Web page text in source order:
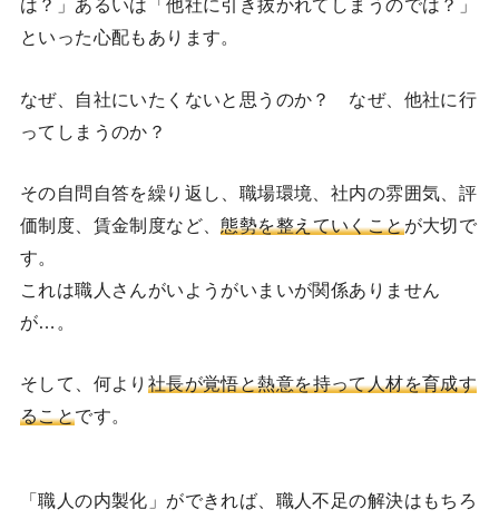
は？」あるいは「他社に引き抜かれてしまうのでは？」
といった心配もあります。
なぜ、自社にいたくないと思うのか？ なぜ、他社に行
ってしまうのか？
その自問自答を繰り返し、職場環境、社内の雰囲気、評
価制度、賃金制度など、態勢を整えていくことが大切で
す。
これは職人さんがいようがいまいが関係ありません
が…。
そして、何より 社長が覚悟と熱意を持って人材を育成す
ることです。
「職人の内製化」ができれば、職人不足の解決はもちろ